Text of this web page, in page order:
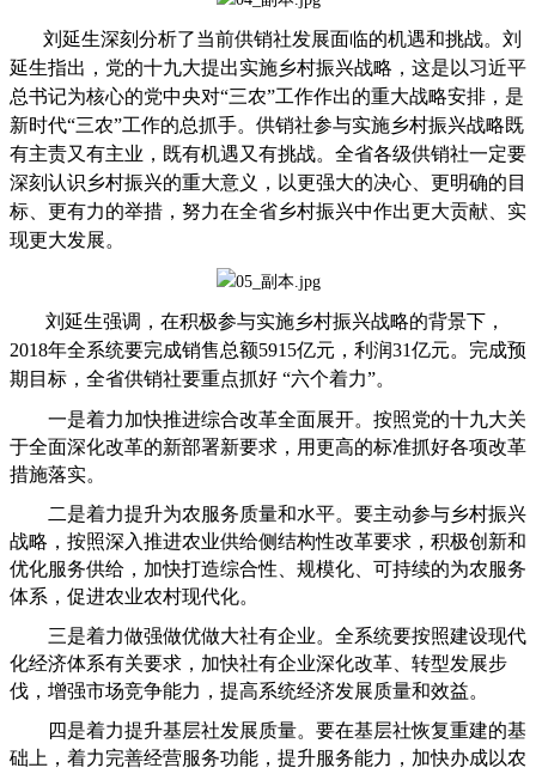
刘延生深刻分析了当前供销社发展面临的机遇和挑战。刘
延生指出，党的十九大提出实施乡村振兴战略，这是以习近平
总书记为核心的党中央对“三农”工作作出的重大战略安排，是
新时代“三农”工作的总抓手。供销社参与实施乡村振兴战略既
有主责又有主业，既有机遇又有挑战。全省各级供销社一定要
深刻认识乡村振兴的重大意义，以更强大的决心、更明确的目
标、更有力的举措，努力在全省乡村振兴中作出更大贡献、实
现更大发展。
刘延生强调，在积极参与实施乡村振兴战略的背景下，
2018年全系统要完成销售总额5915亿元，利润31亿元。完成预
期目标，全省供销社要重点抓好 “六个着力”。
一是着力加快推进综合改革全面展开。按照党的十九大关
于全面深化改革的新部署新要求，用更高的标准抓好各项改革
措施落实。
二是着力提升为农服务质量和水平。要主动参与乡村振兴
战略，按照深入推进农业供给侧结构性改革要求，积极创新和
优化服务供给，加快打造综合性、规模化、可持续的为农服务
体系，促进农业农村现代化。
三是着力做强做优做大社有企业。全系统要按照建设现代
化经济体系有关要求，加快社有企业深化改革、转型发展步
伐，增强市场竞争能力，提高系统经济发展质量和效益。
四是着力提升基层社发展质量。要在基层社恢复重建的基
础上，着力完善经营服务功能，提升服务能力，加快办成以农